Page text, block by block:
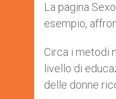
La pagina
esempio,
Circa i metodi
livello di
delle donne